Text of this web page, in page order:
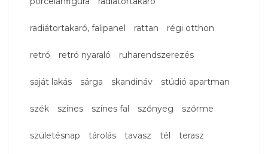
radiátortakaró, falipanel rattan régi otthon
retró retró nyaraló ruharendszerezés
saját lakás sárga skandináv stúdió apartman
szék színes színes fal szőnyeg szőrme
születésnap tárolás tavasz tél terasz